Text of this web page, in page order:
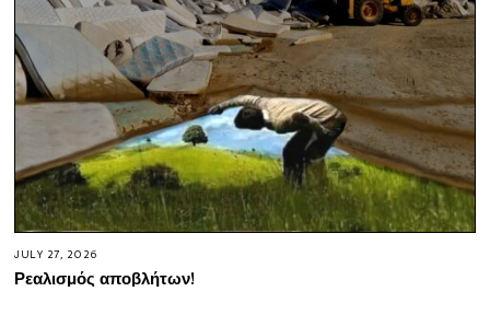
JULY 27, 2026
Ρεαλισμός αποβλήτων!